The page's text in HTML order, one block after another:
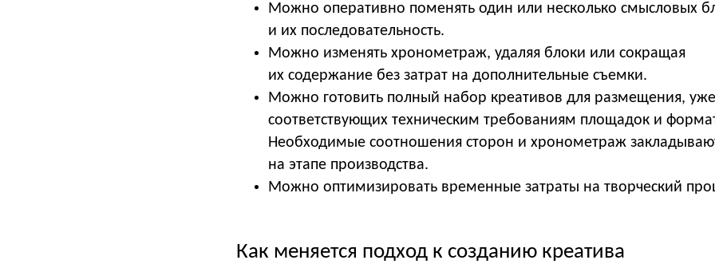
Можно оперативно поменять один или несколько смысловых
и их последовательность.
Можно изменять хронометраж, удаляя блоки или сокращая
их содержание без затрат на дополнительные съемки.
Можно готовить полный набор креативов для размещения, уже
соответствующих техническим требованиям площадок и
Необходимые соотношения сторон и хронометраж
на этапе производства.
Можно оптимизировать временные затраты на творческий
Как меняется подход к созданию креатива